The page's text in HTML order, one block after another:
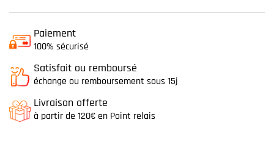
Paiement
100% sécurisé
Satisfait ou remboursé
échange ou remboursement sous 15j
Livraison offerte
à partir de 120€ en Point relais